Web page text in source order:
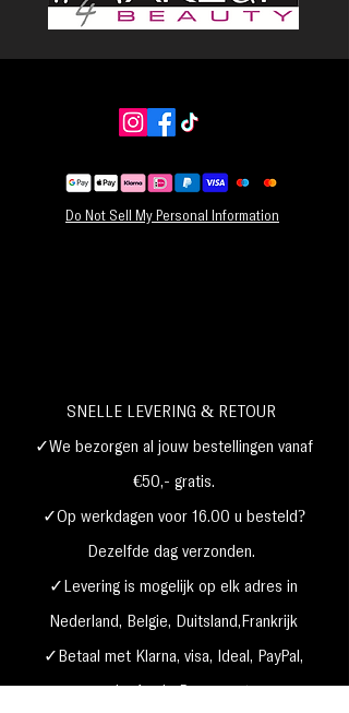
Do Not Sell My Personal Information
SNELLE LEVERING & RETOUR
✓We bezorgen al jouw bestellingen vanaf
€50,- gratis.
✓Op werkdagen voor 16.00 u besteld?
Dezelfde dag verzonden.
✓Levering is mogelijk op elk adres in
Nederland, België, Duitsland,Frankrijk
✓Betaal met Klarna, visa, Ideal, PayPal,
google, Apple Pay, maestro